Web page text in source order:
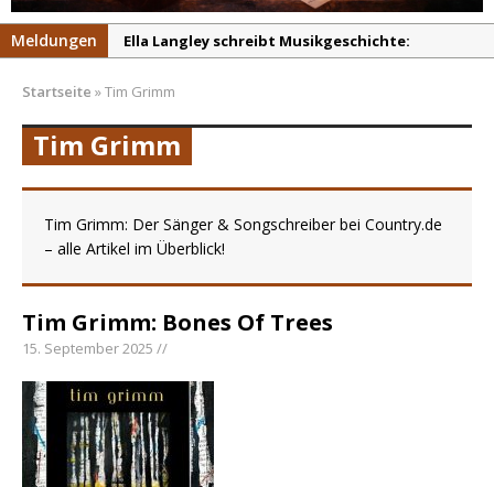
Meldungen
Ella Langley schreibt Musikgeschichte:
aller Zeiten
pez veröffentlicht neue Single „Late Night
Talks“ – eine Hymne auf unvergessliche
Sommernächte
Randy Travis veröffentlicht mit „I Don’t Care“
einen weiteren Schatz aus dem Archiv
Danke für Euer Vertrauen: Country.de erreicht
täglich rund 10.000 Leser
Kacey Musgraves entführt Fans mit neuem
Carly Pearce hinterfragt den ständigen
Vergleich mit anderen
Startseite »Tim Grimm
Tim Grimm
Tim Grimm: Der Sänger & Songschreiber bei Country.de
– alle Artikel im Überblick!
Tim Grimm: Bones Of Trees
15. September 2025 //